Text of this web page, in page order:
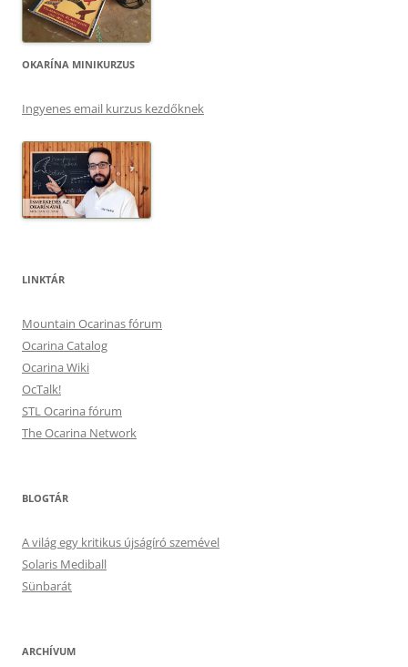
OKARÍNA MINIKURZUS
Ingyenes email kurzus kezdőknek
LINKTÁR
Mountain Ocarinas fórum
Ocarina Catalog
Ocarina Wiki
OcTalk!
STL Ocarina fórum
The Ocarina Network
BLOGTÁR
A világ egy kritikus újságíró szemével
Solaris Mediball
Sünbarát
ARCHÍVUM